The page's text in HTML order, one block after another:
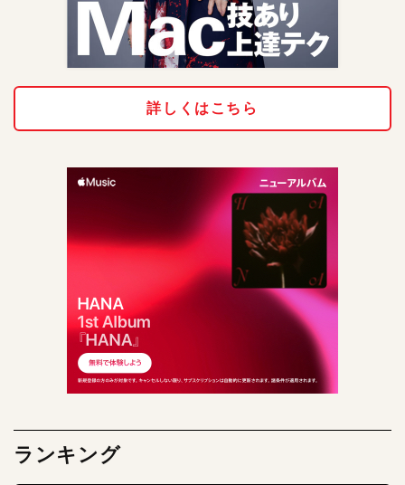
詳しくはこちら
ランキング